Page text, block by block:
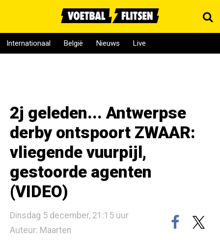
Internationaal België Nieuws Live
2j geleden... Antwerpse
derby ontspoort ZWAAR:
vliegende vuurpijl,
gestoorde agenten
(VIDEO)
Dinsdag 5 december, 21:15 uur
Auteur: Maarten